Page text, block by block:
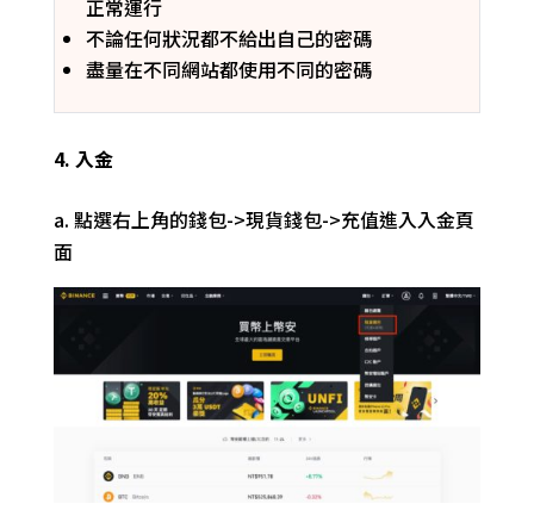
正常運行
不論任何狀況都不給出自己的密碼
盡量在不同網站都使用不同的密碼
4. 入金
a. 點選右上角的錢包->現貨錢包->充值進入入金頁
面